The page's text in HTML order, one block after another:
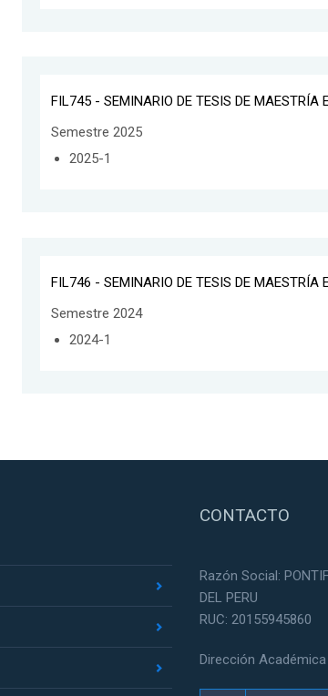
FIL745 - SEMINARIO DE TESIS DE MAESTRÍA
Semestre 2025
2025-1
FIL746 - SEMINARIO DE TESIS DE MAESTRÍA
Semestre 2024
2024-1
CONTACTO
Razón Social:
DEL PERU
RUC: 20155945860
Dirección